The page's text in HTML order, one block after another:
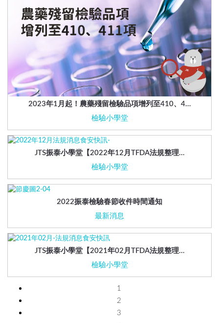
2023年1月起！農藥殘留檢驗品項增列至410、4…
檢驗小學堂
JTS振泰小學堂【2022年12月TFDA法規整理…
檢驗小學堂
2022振泰檢驗春節收件時間通知
最新消息
JTS振泰小學堂【2021年02月TFDA法規整理…
檢驗小學堂
1
2
3